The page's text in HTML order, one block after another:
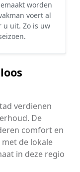
worden
voert al
u uit. Zo is uw
verdienen
De
comfort en
de lokale
in deze regio